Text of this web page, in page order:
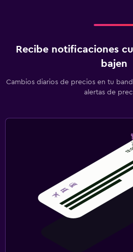
Recibe notificaciones
bajen
Cambios diarios de precios en tu
alertas de